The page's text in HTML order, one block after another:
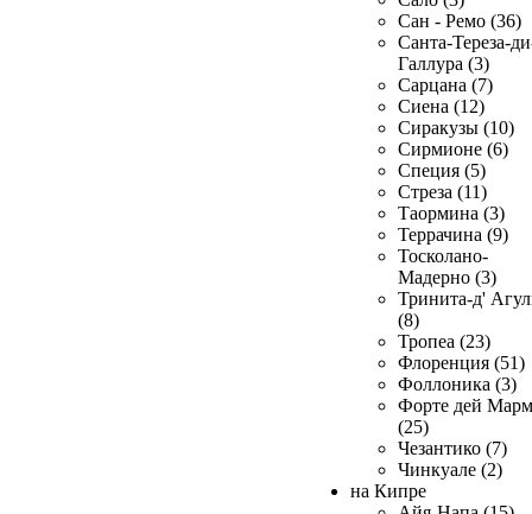
Сан - Ремо (36)
Санта-Тереза-
Галлура (3)
Сарцана (7)
Сиена (12)
Сиракузы (10)
Сирмионе (6)
Специя (5)
Стреза (11)
Таормина (3)
Террачина (9)
Тосколано-
Мадерно (3)
Тринита-д'
(8)
Тропеа (23)
Флоренция (51)
Фоллоника (3)
Форте дей
(25)
Чезантико (7)
Чинкуале (2)
на Кипре